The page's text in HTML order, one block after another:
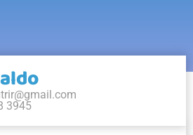
3945